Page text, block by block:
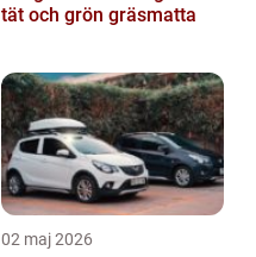
tät och grön gräsmatta
02 maj 2026